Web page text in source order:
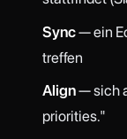
Sync— ein
treffen
Align— sich
priorities."